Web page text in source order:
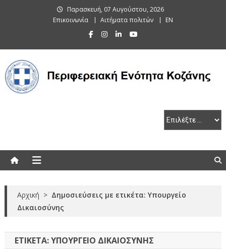
Παρασκευή, 07 Αυγούστου, 2026
Επικοινωνία
Αιτήματα πολιτών EN
Αρχική > Δημοσιεύσεις με ετικέτα: Υπουργείο
Δικαιοσύνης
ΕΤΙΚΈΤΑ:ΥΠΟΥΡΓΕΊΟ ΔΙΚΑΙΟΣΎΝΗΣ